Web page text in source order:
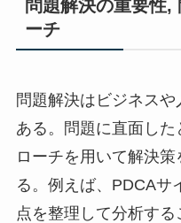
問題解決の重要性,
ーチ
問題解決はビジネス
ある。問題に直面し
ローチを用いて解決
る。例えば、PDCAサ
点を整理して分析す